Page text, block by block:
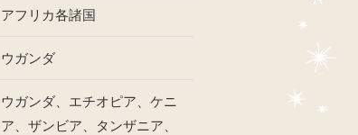
アフリカ各諸国
ウガンダ
ウガンダ、エチオピア、ケニ
ア、ザンビア、タンザニア、